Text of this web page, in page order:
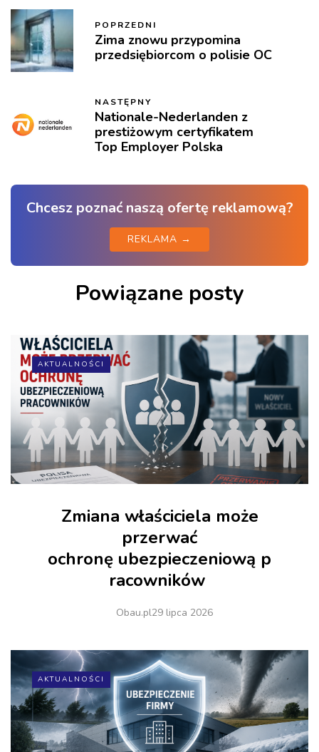
POPRZEDNI
Zima znowu przypomina
przedsiębiorcom o polisie OC
NASTĘPNY
Nationale-Nederlanden z
prestiżowym certyfikatem
Top Employer Polska
Chcesz poznać naszą ofertę reklamową?
REKLAMA →
Powiązane posty
AKTUALNOŚCI
Zmiana właściciela może
przerwać
ochronę ubezpieczeniową p
racowników
Obau.pl29 lipca 2026
AKTUALNOŚCI